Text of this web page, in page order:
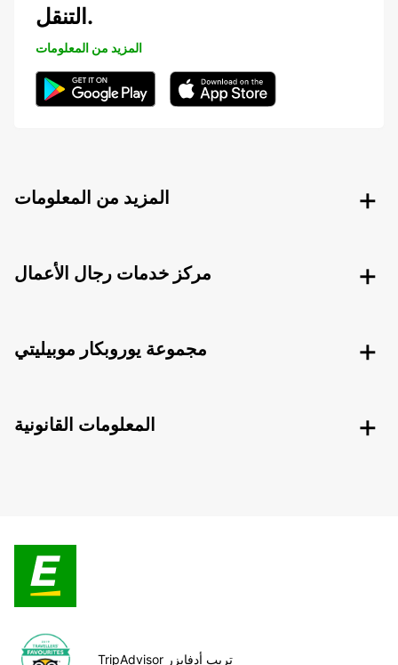
التنقل.
المزيد من المعلومات
المزيد من المعلومات
مركز خدمات رجال الأعمال
مجموعة يوروبكار موبيليتي
المعلومات القانونية
TripAdvisor تريب أدفايزر